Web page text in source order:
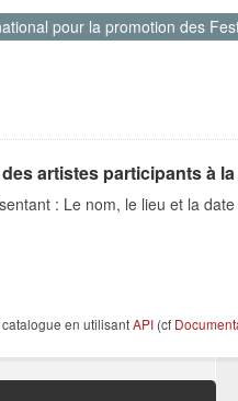
pour la promotion des
artistes participants à
: Le nom, le lieu et la
en utilisantAPI (cf